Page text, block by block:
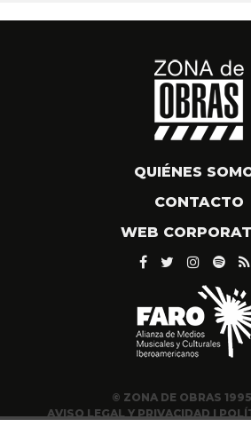
QUIÉNES
CONTACTO
WEB
© ZONA DE OBRAS
AVISO LEGAL Y PRIVACIDAD |